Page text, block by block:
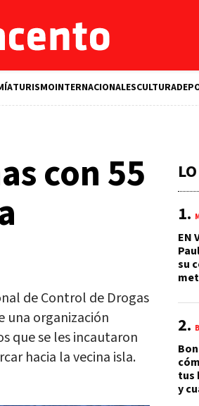
TURISMOINTERNACIONALESCULTURA
con 55
de Control de Drogas
una organización
que se les incautaron
hacia la vecina isla.
EN
su
tus
y